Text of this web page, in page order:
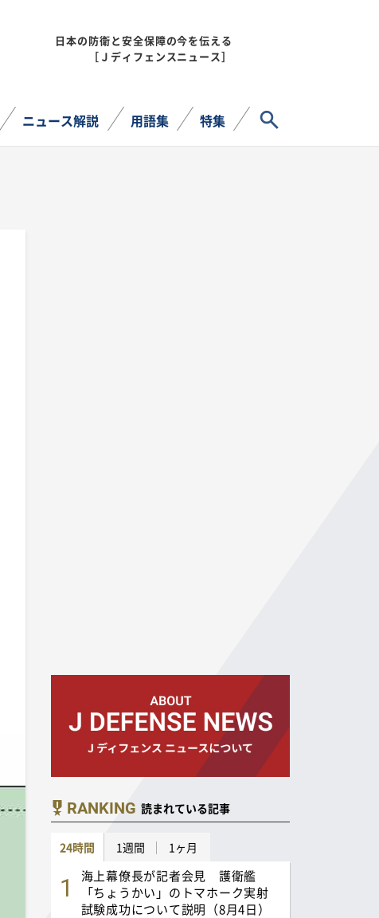
日本の防衛と安全保障の今を伝える
［Ｊディフェンスニュース］
ニュース解説 用語集 特集
RANKING 読まれている記事
24時間 1週間 1ヶ月
海上幕僚長が記者会見 護衛艦
「ちょうかい」のトマホーク実射
試験成功について説明（8月4日）